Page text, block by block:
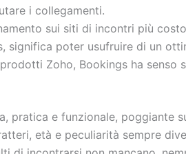
i collegamenti.
sui siti di incontri più
significa poter usufruire di un
Zoho, Bookings ha senso
pratica e funzionale, poggiante
età e peculiarità sempre